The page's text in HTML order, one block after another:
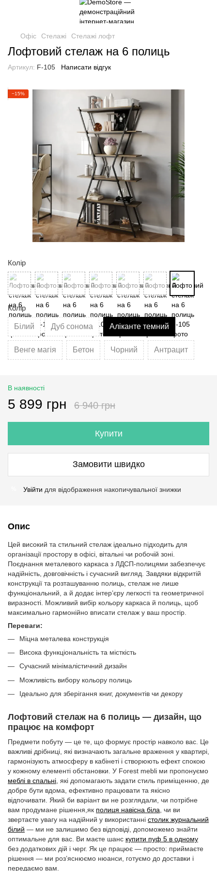
Офіс Стелажі Стелажі лофт
Лофтовий стелаж на 6 полиць
Артикул: F-105 Написати відгук
−15%
Колір
Колір
Білий Дуб сонома Аліканте темний
Венге магія Бетон Чорний Антрацит
В наявності
5 899 грн 6 940 грн
Купити
Замовити швидко
Увійти для відображення накопичувальної знижки
Опис
Цей високий та стильний стелаж ідеально підходить для
організації простору в офісі, вітальні чи робочій зоні.
Поєднання металевого каркаса з ЛДСП-полицями забезпечує
надійність, довговічність і сучасний вигляд. Завдяки відкритій
конструкції та розташуванню полиць, стелаж не лише
функціональний, а й додає інтер’єру легкості та геометричної
виразності. Можливий вибір кольору каркаса й полиць, щоб
максимально гармонійно вписати стелаж у ваш простір.
Переваги:
Міцна металева конструкція
Висока функціональність та місткість
Сучасний мінімалістичний дизайн
Можливість вибору кольору полиць
Ідеально для зберігання книг, документів чи декору
Лофтовий стелаж на 6 полиць — дизайн, що
працює на комфорт
Предмети побуту — це те, що формує простір навколо вас. Це
важливі дрібниці, які визначають загальне враження у квартирі,
гармонізують атмосферу в кабінеті і створюють ефект спокою
у кожному елементі обстановки. У Forest mebli ми пропонуємо
меблі в спальні , які допомагають задати стиль приміщенню, де
добре бути вдома, ефективно працювати та якісно
відпочивати. Який би варіант ви не розглядали, чи потрібне
вам продумане рішення,як полиця навісна біла , чи ви
звертаєте увагу на надійний у використанні столик журнальний
білий — ми не залишимо без відповіді, допоможемо знайти
оптимальне для вас. Ви маєте шанс купити пуф 5 в одному
без додаткових дій і черг. Як це працює — просто: приймаєте
рішення — ми роз’яснюємо нюанси, готуємо до доставки і
передаємо вам.